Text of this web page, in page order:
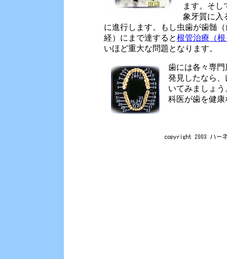
ます。そし
象牙質に入
に進行します。もし虫歯が歯髄
経）にまで達すると根管治療（
いほど重大な問題となります。
歯には各々専
発見したなら
いてみましょ
科医が歯を健